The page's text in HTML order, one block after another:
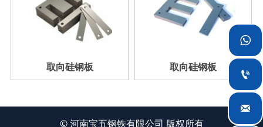
取向硅钢板 取向硅钢板
© 河南宝五钢铁有限公司 版权所有


